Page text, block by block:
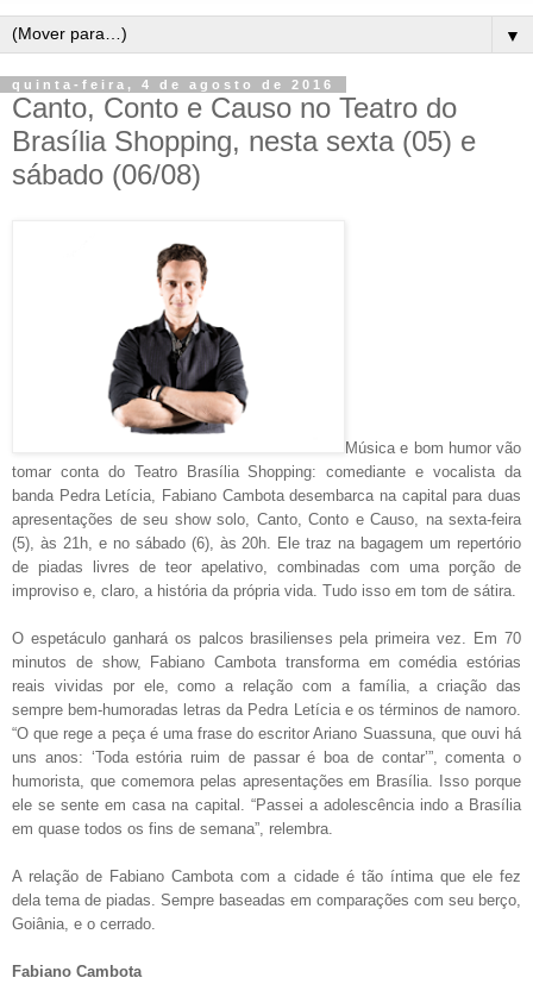
▼
quinta-feira, 4 de agosto de 2016
Canto, Conto e Causo no Teatro do
Brasília Shopping, nesta sexta (05) e
sábado (06/08)
Música e bom humor vão
tomar conta do Teatro Brasília Shopping: comediante e vocalista da
banda Pedra Letícia, Fabiano Cambota desembarca na capital para duas
apresentações de seu show solo, Canto, Conto e Causo, na sexta-feira
(5), às 21h, e no sábado (6), às 20h. Ele traz na bagagem um repertório
de piadas livres de teor apelativo, combinadas com uma porção de
improviso e, claro, a história da própria vida. Tudo isso em tom de sátira.
O espetáculo ganhará os palcos brasilienses pela primeira vez. Em 70
minutos de show, Fabiano Cambota transforma em comédia estórias
reais vividas por ele, como a relação com a família, a criação das
sempre bem-humoradas letras da Pedra Letícia e os términos de namoro.
“O que rege a peça é uma frase do escritor Ariano Suassuna, que ouvi há
uns anos: ‘Toda estória ruim de passar é boa de contar’”, comenta o
humorista, que comemora pelas apresentações em Brasília. Isso porque
ele se sente em casa na capital. “Passei a adolescência indo a Brasília
em quase todos os fins de semana”, relembra.
A relação de Fabiano Cambota com a cidade é tão íntima que ele fez
dela tema de piadas. Sempre baseadas em comparações com seu berço,
Goiânia, e o cerrado.
Fabiano Cambota